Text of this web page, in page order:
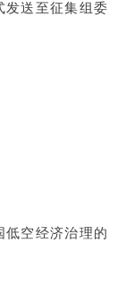
发送至征集组委
低空经济治理的